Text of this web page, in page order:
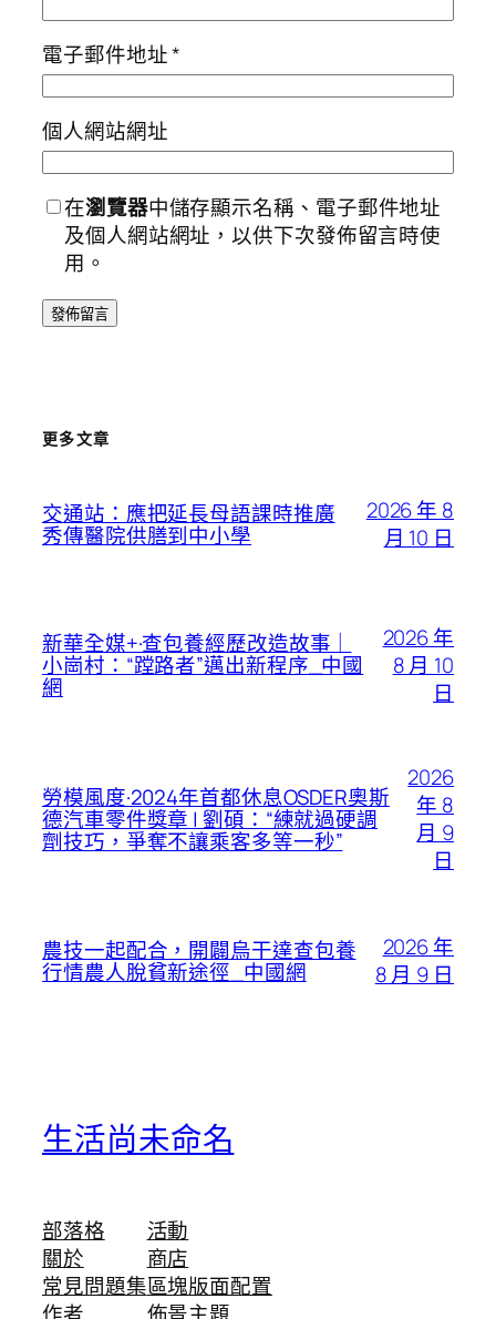
電子郵件地址*
個人網站網址
在瀏覽器中儲存顯示名稱、電子郵件地址
及個人網站網址，以供下次發佈留言時使
用。
更多文章
交通站：應把延長母語課時推廣
秀傳醫院供膳到中小學
2026 年 8
月 10 日
新華全媒+·查包養經歷改造故事｜
小崗村：“蹚路者”邁出新程序_中國
網
2026 年
8 月 10
日
勞模風度·2024年首都休息OSDER奧斯
德汽車零件獎章 | 劉碩：“練就過硬調
劑技巧，爭奪不讓乘客多等一秒”
2026
年 8
月 9
日
農技一起配合，開闢烏干達查包養
行情農人脫貧新途徑_中國網
2026 年
8 月 9 日
生活尚未命名
部落格
關於
常見問題集
作者
活動
商店
區塊版面配置
佈景主題